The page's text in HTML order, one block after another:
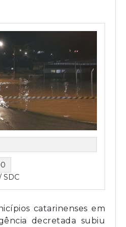
SDC
catarinenses em
decretada subiu